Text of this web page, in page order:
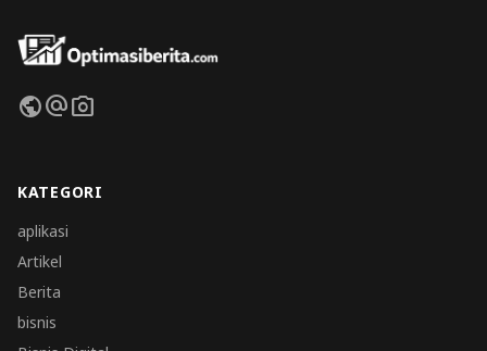
publicalternate_emailphoto_camera
KATEGORI
aplikasi
Artikel
Berita
bisnis